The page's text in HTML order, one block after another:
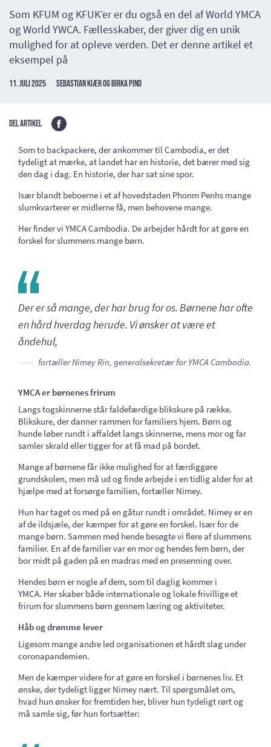
Del artikel
Som KFUM og KFUK’er er du også en del af World YMCA
og World YWCA. Fællesskaber, der giver dig en unik
mulighed for at opleve verden. Det er denne artikel et
eksempel på
11. juli 2025 Sebastian Kiær og Birka Pind
Som to backpackere, der ankommer til Cambodia, er det
tydeligt at mærke, at landet har en historie, det bærer med sig
den dag i dag. En historie, der har sat sine spor.
Især blandt beboerne i et af hovedstaden Phonm Penhs mange
slumkvarterer er midlerne få, men behovene mange.
Her finder vi YMCA Cambodia. De arbejder hårdt for at gøre en
forskel for slummens mange børn.
Der er så mange, der har brug for os. Børnene har ofte
en hård hverdag herude. Vi ønsker at være et
åndehul,
fortæller Nimey Rin, generalsekretær for YMCA Cambodia.
YMCA er børnenes frirum
Langs togskinnerne står faldefærdige blikskure på række.
Blikskure, der danner rammen for familiers hjem. Børn og
hunde løber rundt i affaldet langs skinnerne, mens mor og far
samler skrald eller tigger for at få mad på bordet.
Mange af børnene får ikke mulighed for at færdiggøre
grundskolen, men må ud og finde arbejde i en tidlig alder for at
hjælpe med at forsørge familien, fortæller Nimey.
Hun har taget os med på en gåtur rundt i området. Nimey er en
af de ildsjæle, der kæmper for at gøre en forskel. Især for de
mange børn. Sammen med hende besøgte vi flere af slummens
familier. En af de familier var en mor og hendes fem børn, der
bor midt på gaden på en madras med en presenning over.
Hendes børn er nogle af dem, som til daglig kommer i
YMCA. Her skaber både internationale og lokale frivillige et
frirum for slummens børn gennem læring og aktiviteter.
Håb og drømme lever
Ligesom mange andre led organisationen et hårdt slag under
coronapandemien.
Men de kæmper videre for at gøre en forskel i børnenes liv. Et
ønske, der tydeligt ligger Nimey nært. Til spørgsmålet om,
hvad hun ønsker for fremtiden her, bliver hun tydeligt rørt og
må samle sig, før hun fortsætter: